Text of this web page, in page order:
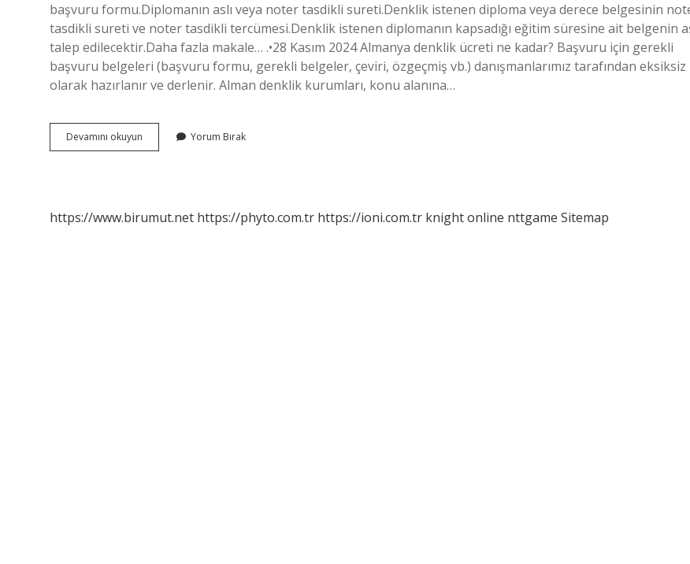
başvuru formu.Diplomanın aslı veya noter tasdikli sureti.Denklik istenen diploma veya derece belgesinin
tasdikli sureti ve noter tasdikli tercümesi.Denklik istenen diplomanın kapsadığı eğitim süresine ait belgenin
talep edilecektir.Daha fazla makale… .•28 Kasım 2024 Almanya denklik ücreti ne kadar? Başvuru için gerekli
başvuru belgeleri (başvuru formu, gerekli belgeler, çeviri, özgeçmiş vb.) danışmanlarımız tarafından eksiksiz
olarak hazırlanır ve derlenir. Alman denklik kurumları, konu alanına…
Devamını okuyun Almanya
Denklik
Yorum Bırak
https://www.birumut.net https://phyto.com.tr https://ioni.com.tr knight online nttgame Sitemap